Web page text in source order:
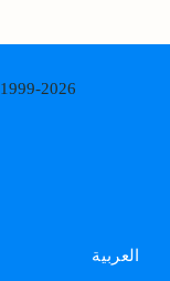
1999-2026
العربية